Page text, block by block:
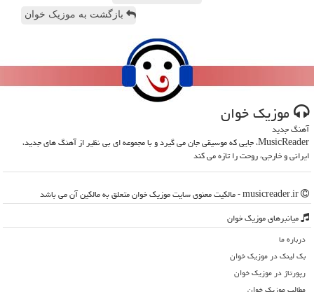
بازگشت به موزیک خوان
موزیك خوان
آهنگ جدید
MusicReader، جایی که موسیقی جان می گیرد و با مجموعه ای بی نظیر از آهنگ های جدید،
ایرانی و خارجی، روحت را تازه می کند
میانبرهای موزیك خوان
درباره ما
بک لینک در موزیك خوان
رپورتاژ در موزیك خوان